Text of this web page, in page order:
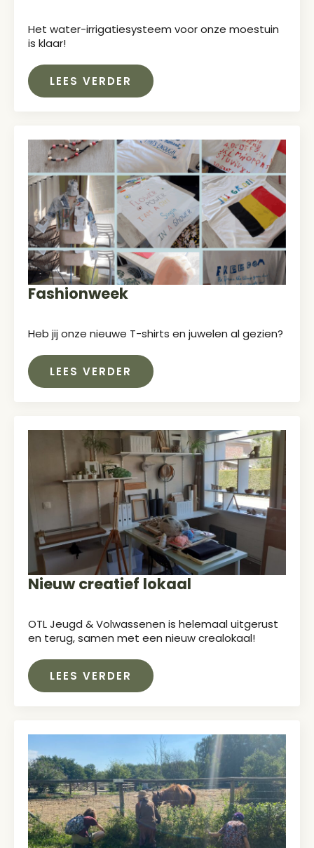
Het water-irrigatiesysteem voor onze moestuin
is klaar!
LEES VERDER
Fashionweek
Heb jij onze nieuwe T-shirts en juwelen al gezien?
LEES VERDER
Nieuw creatief lokaal
OTL Jeugd & Volwassenen is helemaal uitgerust
en terug, samen met een nieuw crealokaal!
LEES VERDER